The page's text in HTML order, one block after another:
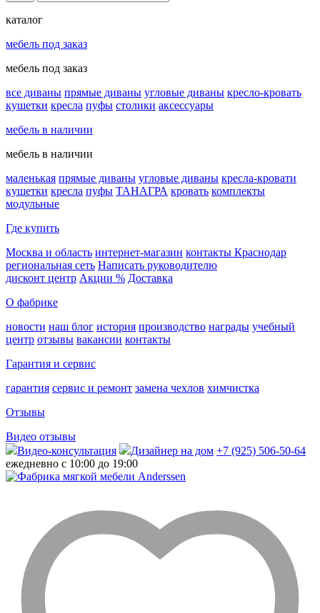
каталог
мебель под заказ
мебель под заказ
все диваны прямые диваны угловые диваны кресло-кровать
кушетки кресла пуфы столики аксессуары
мебель в наличии
мебель в наличии
маленькая прямые диваны угловые диваны кресла-кровати
кушетки кресла пуфы ТАНАГРА кровать комплекты
модульные
Где купить
Москва и область интернет-магазин контакты Краснодар
региональная сеть Написать руководителю
дисконт центр Акции % Доставка
О фабрике
новости наш блог история производство награды учебный
центр отзывы вакансии контакты
Гарантия и сервис
гарантия сервис и ремонт замена чехлов химчистка
Отзывы
Видео отзывы
Видео-консультация
Дизайнер на дом +7 (925) 506-50-64
ежедневно с 10:00 до 19:00